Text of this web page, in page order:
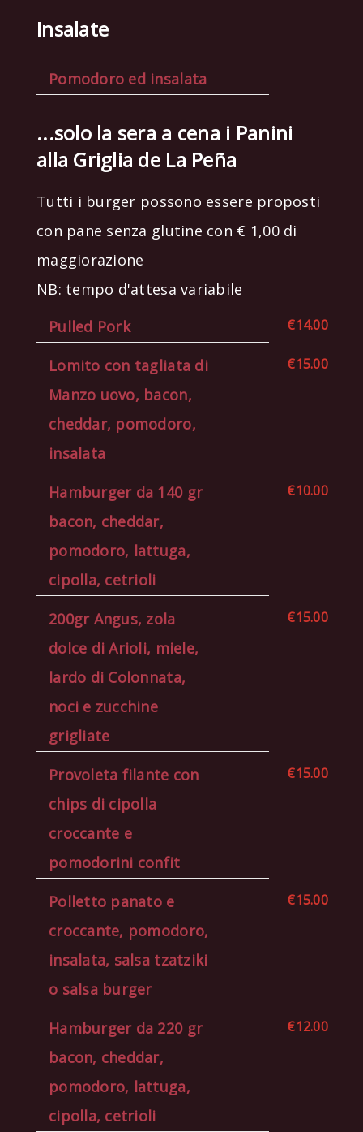
Insalate
Pomodoro ed insalata
...solo la sera a cena i Panini
alla Griglia de La Peña
Tutti i burger possono essere proposti
con pane senza glutine con € 1,00 di
maggiorazione
NB: tempo d'attesa variabile
Pulled Pork
€14.00
Lomito con tagliata di
Manzo uovo, bacon,
cheddar, pomodoro,
insalata
€15.00
Hamburger da 140 gr
bacon, cheddar,
pomodoro, lattuga,
cipolla, cetrioli
€10.00
200gr Angus, zola
dolce di Arioli, miele,
lardo di Colonnata,
noci e zucchine
grigliate
€15.00
Provoleta filante con
chips di cipolla
croccante e
pomodorini confit
€15.00
Polletto panato e
croccante, pomodoro,
insalata, salsa tzatziki
o salsa burger
€15.00
Hamburger da 220 gr
bacon, cheddar,
pomodoro, lattuga,
cipolla, cetrioli
€12.00